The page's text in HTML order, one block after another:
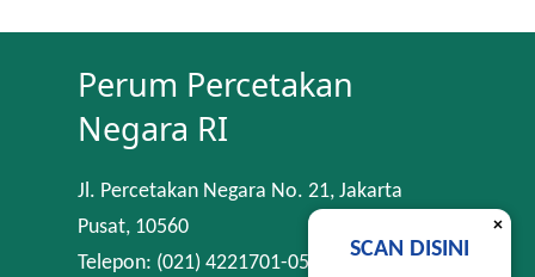
Perum Percetakan
Negara RI
Jl. Percetakan Negara No. 21, Jakarta
Pusat, 10560
Telepon: (021) 4221701-05
×
SCAN DISINI